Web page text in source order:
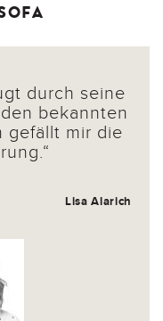
durch seine
bekannten
gefällt mir die
Lisa Alarich